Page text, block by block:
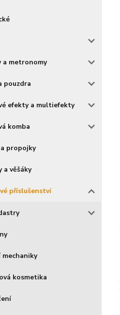
a metronomy
pouzdra
efekty a multiefekty
komba
propojky
a věšáky
příslušenství
mechaniky
kosmetika